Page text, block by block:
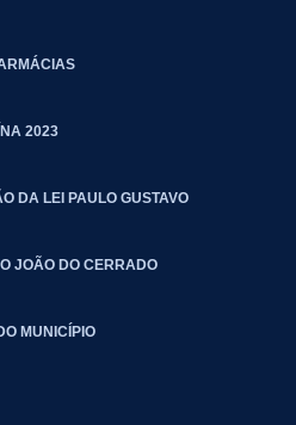
2023
DA LEI PAULO GUSTAVO
JOÃO DO CERRADO
MUNICÍPIO